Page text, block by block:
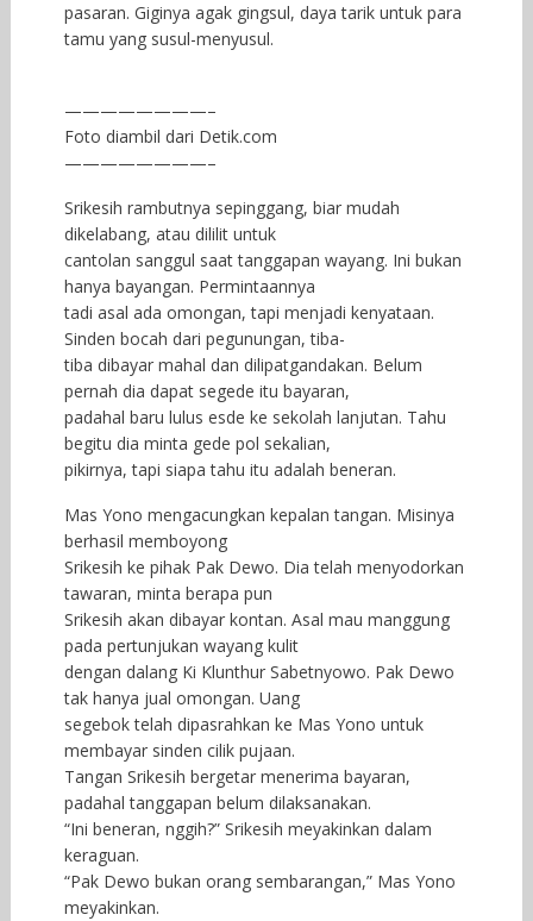
pasaran. Giginya agak gingsul, daya tarik untuk para
tamu yang susul-menyusul.
————————–
Foto diambil dari Detik.com
————————–
Srikesih rambutnya sepinggang, biar mudah
dikelabang, atau dililit untuk
cantolan sanggul saat tanggapan wayang. Ini bukan
hanya bayangan. Permintaannya
tadi asal ada omongan, tapi menjadi kenyataan.
Sinden bocah dari pegunungan, tiba-
tiba dibayar mahal dan dilipatgandakan. Belum
pernah dia dapat segede itu bayaran,
padahal baru lulus esde ke sekolah lanjutan. Tahu
begitu dia minta gede pol sekalian,
pikirnya, tapi siapa tahu itu adalah beneran.
Mas Yono mengacungkan kepalan tangan. Misinya
berhasil memboyong
Srikesih ke pihak Pak Dewo. Dia telah menyodorkan
tawaran, minta berapa pun
Srikesih akan dibayar kontan. Asal mau manggung
pada pertunjukan wayang kulit
dengan dalang Ki Klunthur Sabetnyowo. Pak Dewo
tak hanya jual omongan. Uang
segebok telah dipasrahkan ke Mas Yono untuk
membayar sinden cilik pujaan.
Tangan Srikesih bergetar menerima bayaran,
padahal tanggapan belum dilaksanakan.
“Ini beneran, nggih?” Srikesih meyakinkan dalam
keraguan.
“Pak Dewo bukan orang sembarangan,” Mas Yono
meyakinkan.